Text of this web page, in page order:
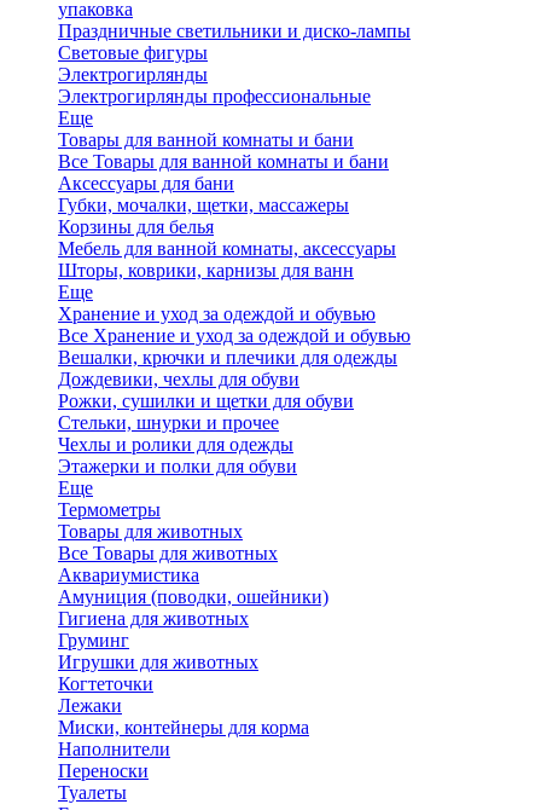
упаковка
Праздничные светильники и диско-лампы
Световые фигуры
Электрогирлянды
Электрогирлянды профессиональные
Еще
Товары для ванной комнаты и бани
Все Товары для ванной комнаты и бани
Аксессуары для бани
Губки, мочалки, щетки, массажеры
Корзины для белья
Мебель для ванной комнаты, аксессуары
Шторы, коврики, карнизы для ванн
Еще
Хранение и уход за одеждой и обувью
Все Хранение и уход за одеждой и обувью
Вешалки, крючки и плечики для одежды
Дождевики, чехлы для обуви
Рожки, сушилки и щетки для обуви
Стельки, шнурки и прочее
Чехлы и ролики для одежды
Этажерки и полки для обуви
Еще
Термометры
Товары для животных
Все Товары для животных
Аквариумистика
Амуниция (поводки, ошейники)
Гигиена для животных
Груминг
Игрушки для животных
Когтеточки
Лежаки
Миски, контейнеры для корма
Наполнители
Переноски
Туалеты